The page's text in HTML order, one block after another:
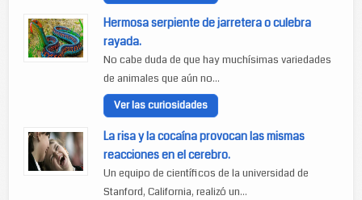
Hermosa serpiente de jarretera o culebra
rayada.
No cabe duda de que hay muchísimas variedades
de animales que aún no...
Ver las curiosidades
La risa y la cocaína provocan las mismas
reacciones en el cerebro.
Un equipo de científicos de la universidad de
Stanford, California, realizó un...